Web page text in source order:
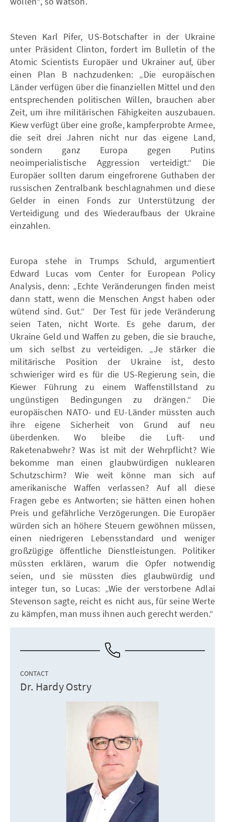
Steven Karl Pifer, US-Botschafter in der Ukraine
unter Präsident Clinton, fordert im Bulletin of the
Atomic Scientists Europäer und Ukrainer auf, über
einen Plan B nachzudenken: „Die europäischen
Länder verfügen über die finanziellen Mittel und den
entsprechenden politischen Willen, brauchen aber
Zeit, um ihre militärischen Fähigkeiten auszubauen.
Kiew verfügt über eine große, kampferprobte Armee,
die seit drei Jahren nicht nur das eigene Land,
sondern ganz Europa gegen Putins
neoimperialistische Aggression verteidigt.“ Die
Europäer sollten darum eingefrorene Guthaben der
russischen Zentralbank beschlagnahmen und diese
Gelder in einen Fonds zur Unterstützung der
Verteidigung und des Wiederaufbaus der Ukraine
einzahlen.
Europa stehe in Trumps Schuld, argumentiert
Edward Lucas vom Center for European Policy
Analysis, denn: „Echte Veränderungen finden meist
dann statt, wenn die Menschen Angst haben oder
wütend sind. Gut.“ Der Test für jede Veränderung
seien Taten, nicht Worte. Es gehe darum, der
Ukraine Geld und Waffen zu geben, die sie brauche,
um sich selbst zu verteidigen. „Je stärker die
militärische Position der Ukraine ist, desto
schwieriger wird es für die US-Regierung sein, die
Kiewer Führung zu einem Waffenstillstand zu
ungünstigen Bedingungen zu drängen.“ Die
europäischen NATO- und EU-Länder müssten auch
ihre eigene Sicherheit von Grund auf neu
überdenken. Wo bleibe die Luft- und
Raketenabwehr? Was ist mit der Wehrpflicht? Wie
bekomme man einen glaubwürdigen nuklearen
Schutzschirm? Wie weit könne man sich auf
amerikanische Waffen verlassen? Auf all diese
Fragen gebe es Antworten; sie hätten einen hohen
Preis und gefährliche Verzögerungen. Die Europäer
würden sich an höhere Steuern gewöhnen müssen,
einen niedrigeren Lebensstandard und weniger
großzügige öffentliche Dienstleistungen. Politiker
müssten erklären, warum die Opfer notwendig
seien, und sie müssten dies glaubwürdig und
integer tun, so Lucas: „Wie der verstorbene Adlai
Stevenson sagte, reicht es nicht aus, für seine Werte
zu kämpfen, man muss ihnen auch gerecht werden.“
CONTACT
Dr. Hardy Ostry